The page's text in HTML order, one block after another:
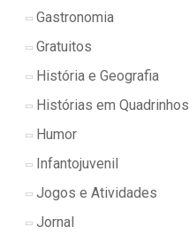
Gastronomia
Gratuitos
História e Geografia
Histórias em Quadrinhos
Humor
Infantojuvenil
Jogos e Atividades
Jornal